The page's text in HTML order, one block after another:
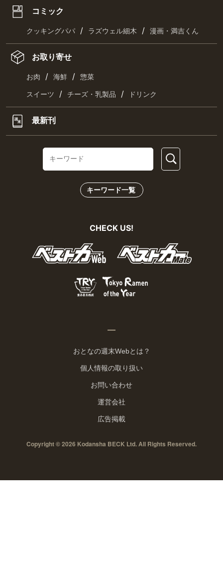
コミック
クッキングパパ / ラズウェル細木 / 漫画・満吉くん
お取り寄せ
お肉 / 海鮮 / 惣菜
スイーツ / チーズ・乳製品 / ドリンク
最新刊
キーワード一覧
CHECK US!
おとなの週末Webとは？
個人情報の取り扱い
お問い合わせ
運営会社
広告掲載
Copyright © 2026 Kodansha BECK Ltd. All Rights Reserved.